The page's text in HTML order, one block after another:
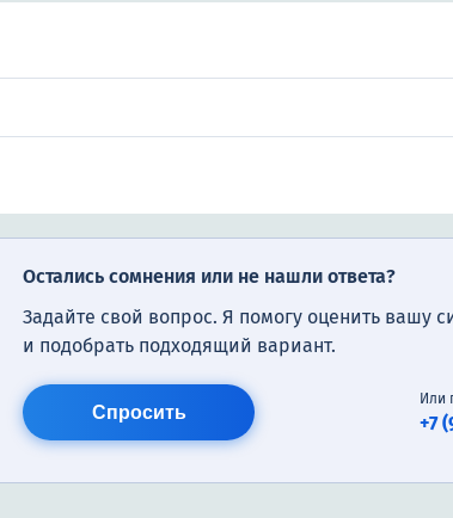
Остались сомнения или не нашли ответа?
Задайте свой вопрос. Я помогу оценить вашу
и подобрать подходящий вариант.
Спросить
Или
+7